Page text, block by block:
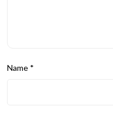
Name *